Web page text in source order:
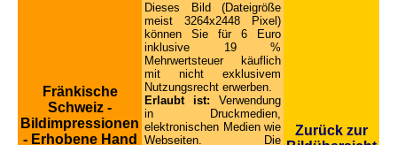
Fränkische
Schweiz -
Bildimpressionen
- Erhobene Hand
Dieses Bild (Dateigröße
meist 3264x2448 Pixel)
können Sie für 6 Euro
inklusive 19 %
Mehrwertsteuer käuflich
mit nicht exklusivem
Nutzungsrecht erwerben.
Erlaubt ist: Verwendung
in Druckmedien,
elektronischen Medien wie
Webseiten. Die
Zurück zur